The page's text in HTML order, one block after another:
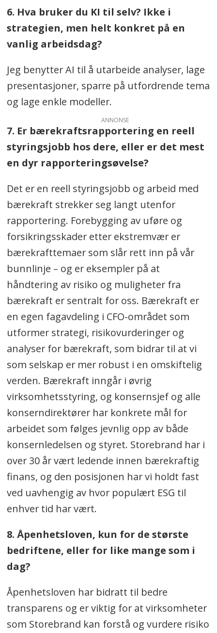
6. Hva bruker du KI til selv? Ikke i
strategien, men helt konkret på en
vanlig arbeidsdag?
Jeg benytter AI til å utarbeide analyser, lage
presentasjoner, sparre på utfordrende tema
og lage enkle modeller.
ANNONSE
7. Er bærekraftsrapportering en reell
styringsjobb hos dere, eller er det mest
en dyr rapporteringsøvelse?
Det er en reell styringsjobb og arbeid med
bærekraft strekker seg langt utenfor
rapportering. Forebygging av uføre og
forsikringsskader etter ekstremvær er
bærekrafttemaer som slår rett inn på vår
bunnlinje – og er eksempler på at
håndtering av risiko og muligheter fra
bærekraft er sentralt for oss. Bærekraft er
en egen fagavdeling i CFO-området som
utformer strategi, risikovurderinger og
analyser for bærekraft, som bidrar til at vi
som selskap er mer robust i en omskiftelig
verden. Bærekraft inngår i øvrig
virksomhetsstyring, og konsernsjef og alle
konserndirektører har konkrete mål for
arbeidet som følges jevnlig opp av både
konsernledelsen og styret. Storebrand har i
over 30 år vært ledende innen bærekraftig
finans, og den posisjonen har vi holdt fast
ved uavhengig av hvor populært ESG til
enhver tid har vært.
8. Åpenhetsloven, kun for de største
bedriftene, eller for like mange som i
dag?
Åpenhetsloven har bidratt til bedre
transparens og er viktig for at virksomheter
som Storebrand kan forstå og vurdere risiko